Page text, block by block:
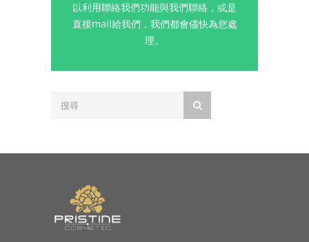
以利用聯絡我們功能與我們聯絡，或是
直接mail給我們，我們都會儘快為您處
理。